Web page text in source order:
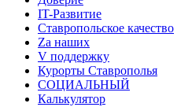
IT-Развитие
Ставропольское качество
Za наших
V поддержку
Курорты Ставрополья
СОЦИАЛЬНЫЙ
Калькулятор